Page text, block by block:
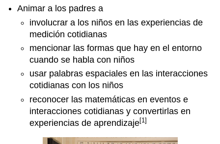
Animar a los padres a
involucrar a los niños en las experiencias de
medición cotidianas
mencionar las formas que hay en el entorno
cuando se habla con niños
usar palabras espaciales en las interacciones
cotidianas con los niños
reconocer las matemáticas en eventos e
interacciones cotidianas y convertirlas en
experiencias de aprendizaje[1]